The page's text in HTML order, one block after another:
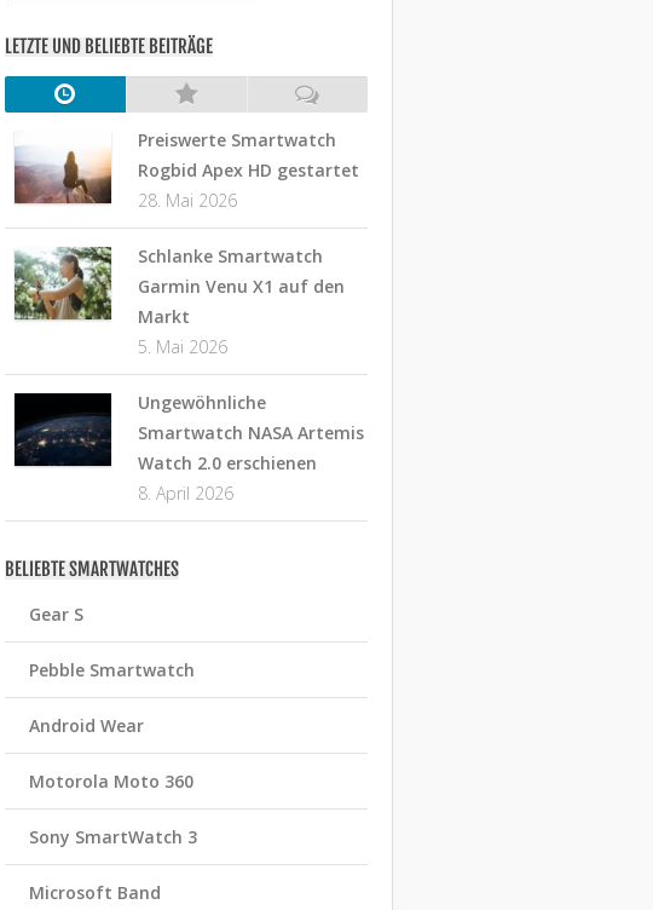
LETZTE UND BELIEBTE BEITRÄGE
Preiswerte Smartwatch
Rogbid Apex HD gestartet
28. Mai 2026
Schlanke Smartwatch
Garmin Venu X1 auf den
Markt
5. Mai 2026
Ungewöhnliche
Smartwatch NASA Artemis
Watch 2.0 erschienen
8. April 2026
BELIEBTE SMARTWATCHES
Gear S
Pebble Smartwatch
Android Wear
Motorola Moto 360
Sony SmartWatch 3
Microsoft Band